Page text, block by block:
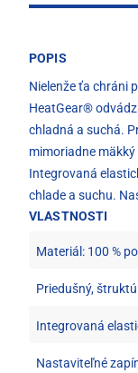
POPIS
Nielenže ťa chráni
HeatGear®
chladná a suchá.
mimoriadne
Integrovaná
chlade a suchu.
VLASTNOSTI
Materiál: 100 %
Priedušný,
Integrovaná
Nastaviteľné